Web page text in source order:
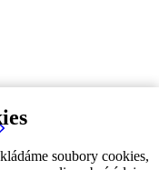
soubory cookies,